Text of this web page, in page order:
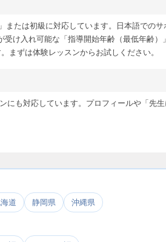
または初級に対応しています。日本語でのサ
け入れ可能な「指導開始年齢（最低年齢）
まずは体験レッスンからお試しください。
にも対応しています。プロフィールや「先
道 静岡県 沖縄県